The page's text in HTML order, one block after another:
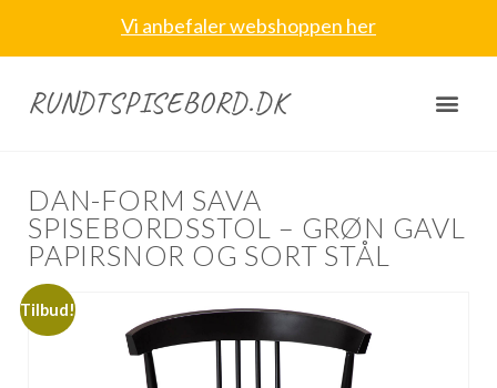
Vi anbefaler webshoppen her
RUNDTSPISEBORD.DK
DAN-FORM SAVA
SPISEBORDSSTOL – GRØN GAVL
PAPIRSNOR OG SORT STÅL
Tilbud!